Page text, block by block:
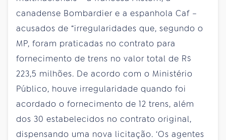
canadense Bombardier e a espanhola Caf –
acusados de “irregularidades que, segundo o
MP, foram praticadas no contrato para
fornecimento de trens no valor total de R$
223,5 milhões. De acordo com o Ministério
Público, houve irregularidade quando foi
acordado o fornecimento de 12 trens, além
dos 30 estabelecidos no contrato original,
dispensando uma nova licitação. ‘Os agentes